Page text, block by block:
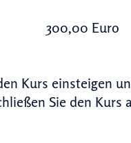
Euro
Kurs einsteigen
Sie den Kurs